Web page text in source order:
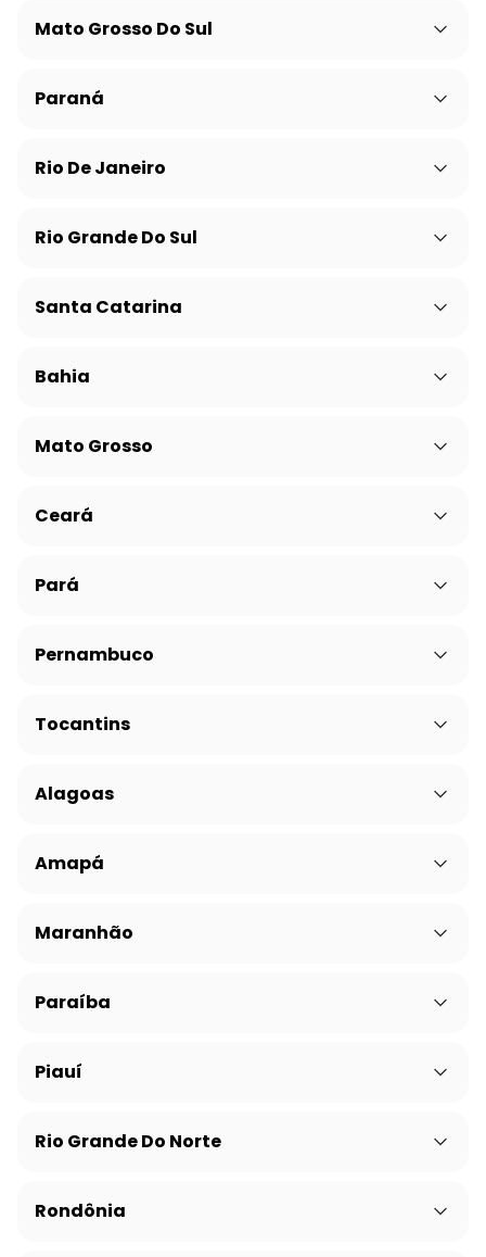
Mato Grosso Do Sul
Paraná
Rio De Janeiro
Rio Grande Do Sul
Santa Catarina
Bahia
Mato Grosso
Ceará
Pará
Pernambuco
Tocantins
Alagoas
Amapá
Maranhão
Paraíba
Piauí
Rio Grande Do Norte
Rondônia